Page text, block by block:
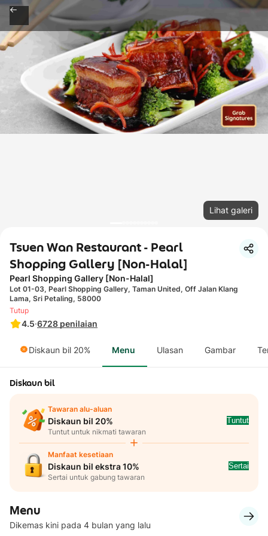
Lihat galeri
Tsuen Wan Restaurant - Pearl
Shopping Gallery [Non-Halal]
Pearl Shopping Gallery [Non-Halal]
Lot 01-03, Pearl Shopping Gallery, Taman United, Off Jalan Klang
Lama, Sri Petaling, 58000
4.5·6728 penilaian
Tutup
Diskaun bil 20% Menu Ulasan Gambar
Diskaun bil
Tawaran alu-aluan
Diskaun bil 20%
Tuntut untuk nikmati tawaran
Tuntut
Manfaat kesetiaan
Diskaun bil ekstra 10%
Sertai untuk gabung tawaran
Sertai
Menu
Dikemas kini pada 4 bulan yang lalu